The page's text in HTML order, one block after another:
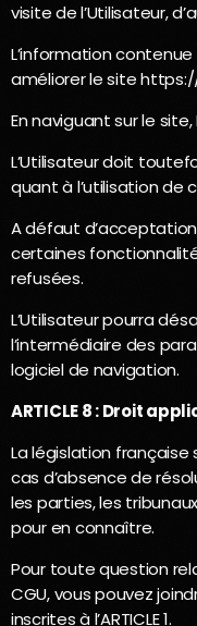
visite de l’Utilisateur,
L’information
améliorer le site
En naviguant sur le
L’Utilisateur doit
quant à l’utilisation de
A défaut
certaines
refusées.
L’Utilisateur pourra
l’intermédiaire des
logiciel de navigation.
ARTICLE 8 : Droit
La législation française
cas d’absence de
les parties, les
pour en connaître.
Pour toute question
CGU, vous pouvez
inscrites à l’ARTICLE 1.